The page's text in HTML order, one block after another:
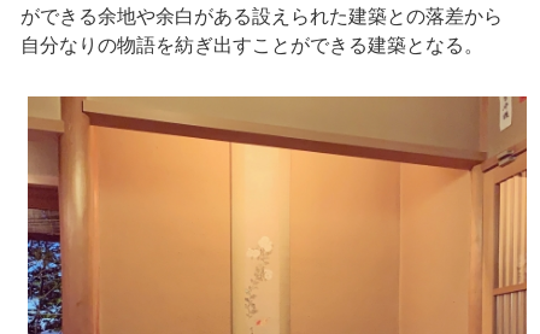
ができる余地や余白がある設えられた建築との落差から
自分なりの物語を紡ぎ出すことができる建築となる。